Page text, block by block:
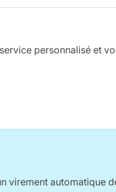
personnalisé et
virement automatique